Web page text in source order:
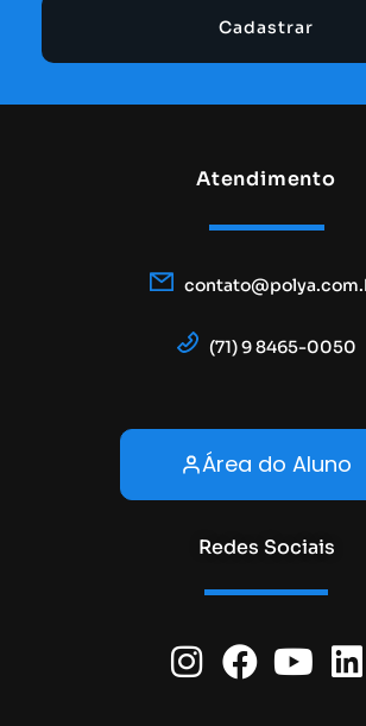
Cadastrar
Atendimento
(71) 9 8465-0050
Área do Aluno
Redes Sociais